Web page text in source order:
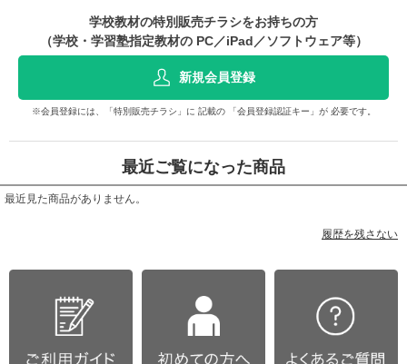
学校教材の特別販売チラシをお持ちの方
（学校・学習塾指定教材の PC／iPad／ソフトウェア等）
新規会員登録
※会員登録には、「特別販売チラシ」に 記載の 「会員登録認証キー」が 必要です。
最近ご覧になった商品
最近見た商品がありません。
履歴を残さない